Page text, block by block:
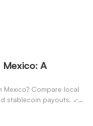
A
Compare local
stablecoin payouts. ✓